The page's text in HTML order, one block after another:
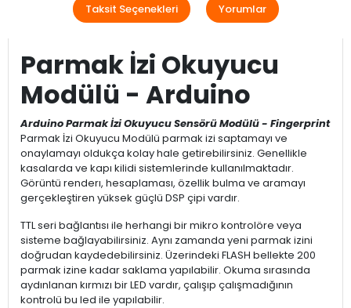
Taksit Seçenekleri Yorumlar
Parmak İzi Okuyucu
Modülü - Arduino
Arduino Parmak İzi Okuyucu Sensörü Modülü - Fingerprint
Parmak İzi Okuyucu Modülü parmak izi saptamayı ve
onaylamayı oldukça kolay hale getirebilirsiniz. Genellikle
kasalarda ve kapı kilidi sistemlerinde kullanılmaktadır.
Görüntü renderı, hesaplaması, özellik bulma ve aramayı
gerçekleştiren yüksek güçlü DSP çipi vardır.
TTL seri bağlantısı ile herhangi bir mikro kontrolöre veya
sisteme bağlayabilirsiniz. Aynı zamanda yeni parmak izini
doğrudan kaydedebilirsiniz. Üzerindeki FLASH bellekte 200
parmak izine kadar saklama yapılabilir. Okuma sırasında
aydınlanan kırmızı bir LED vardır, çalışıp çalışmadığının
kontrolü bu led ile yapılabilir.